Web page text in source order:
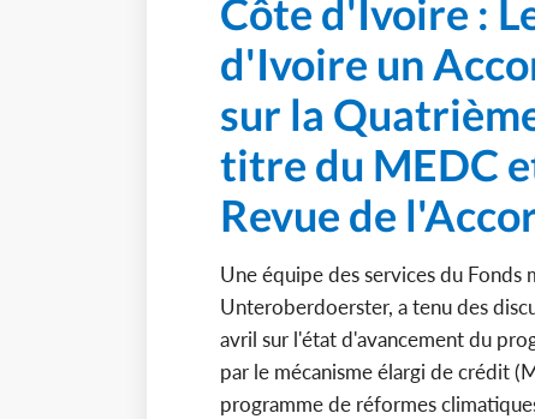
Côte d'Ivoire :
d'Ivoire un
sur la
titre du MEDC
Revue de
Une équipe des services du Fonds
Unteroberdoerster, a tenu des
avril sur l'état d'avancement du
par le mécanisme élargi de crédit
programme de réformes